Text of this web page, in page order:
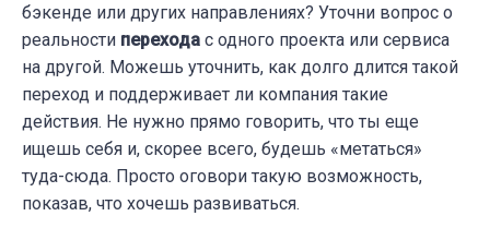
бэкенде или других направлениях? Уточни вопрос о
реальности перехода с одного проекта или сервиса
на другой. Можешь уточнить, как долго длится такой
переход и поддерживает ли компания такие
действия. Не нужно прямо говорить, что ты еще
ищешь себя и, скорее всего, будешь «метаться»
туда-сюда. Просто оговори такую возможность,
показав, что хочешь развиваться.